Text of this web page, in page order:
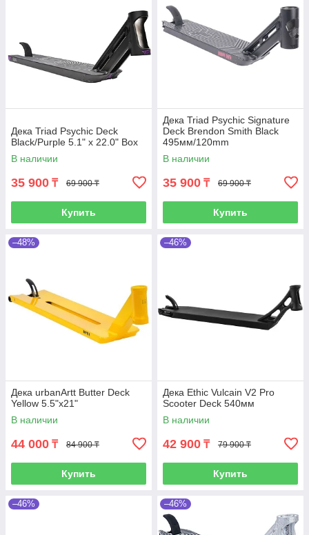
Дека Triad Psychic Deck
Black/Purple 5.1" x 22.0" Box
В наличии
35 900 ₸ 69 900 ₸
Купить
Дека Triad Psychic Signature
Deck Brendon Smith Black
495мм/120mm
В наличии
35 900 ₸ 69 900 ₸
Купить
–48%
Дека urbanArtt Butter Deck
Yellow 5.5"x21"
В наличии
44 000 ₸ 84 900 ₸
Купить
–46%
Дека Ethic Vulcain V2 Pro
Scooter Deck 540мм
В наличии
42 900 ₸ 79 900 ₸
Купить
–46% –46%